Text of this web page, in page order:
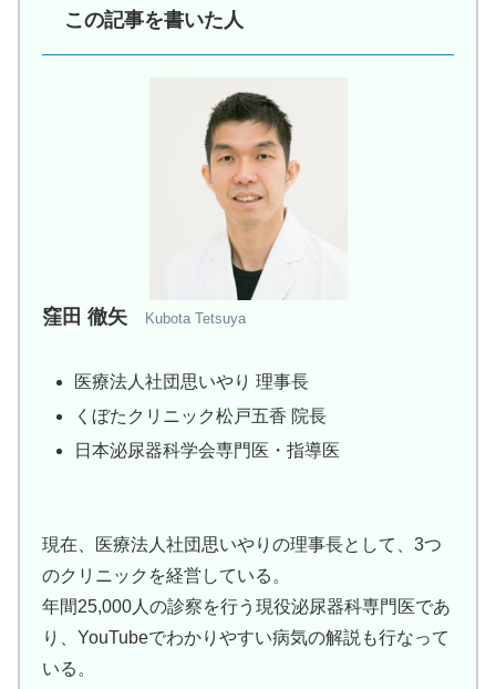
この記事を書いた人
窪田 徹矢 Kubota Tetsuya
医療法人社団思いやり 理事長
くぼたクリニック松戸五香 院長
日本泌尿器科学会専門医・指導医
現在、医療法人社団思いやりの理事長として、3つ
のクリニックを経営している。
年間25,000人の診察を行う現役泌尿器科専門医であ
り、YouTubeでわかりやすい病気の解説も行なって
いる。